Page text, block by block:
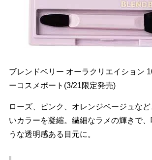
ブレンドベリー オーラクリエイション
ーコスメポート(3/21限定発売)
ローズ、ピンク、オレンジベージュな
いカラーを凝縮。繊細なラメの輝きで
うな透明感ある目元に。